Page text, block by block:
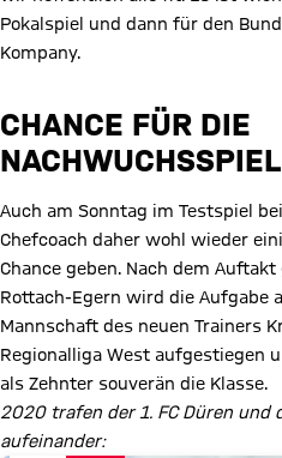
Pokalspiel und dann für den
Kompany.
CHANCE FÜR DIE
Auch am Sonntag im Testspiel
Chefcoach daher wohl wieder
Chance geben. Nach dem
Rottach-Egern wird die Aufgabe
Mannschaft des neuen Trainers
Regionalliga West aufgestiegen
als Zehnter souverän die Klasse.
2020 trafen der 1. FC Düren und
aufeinander: